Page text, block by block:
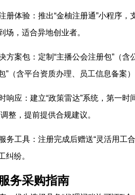
册体验：推出“金柚注册通”小程序
场，适合异地创业者。
方案包：定制“主播公会注册包”（
”（含平台资质办理、员工信息备案
响应：建立“政策雷达”系统，第一
整，提前提供合规建议。
务工具：注册完成后赠送“灵活用工
纠纷。
务采购指南